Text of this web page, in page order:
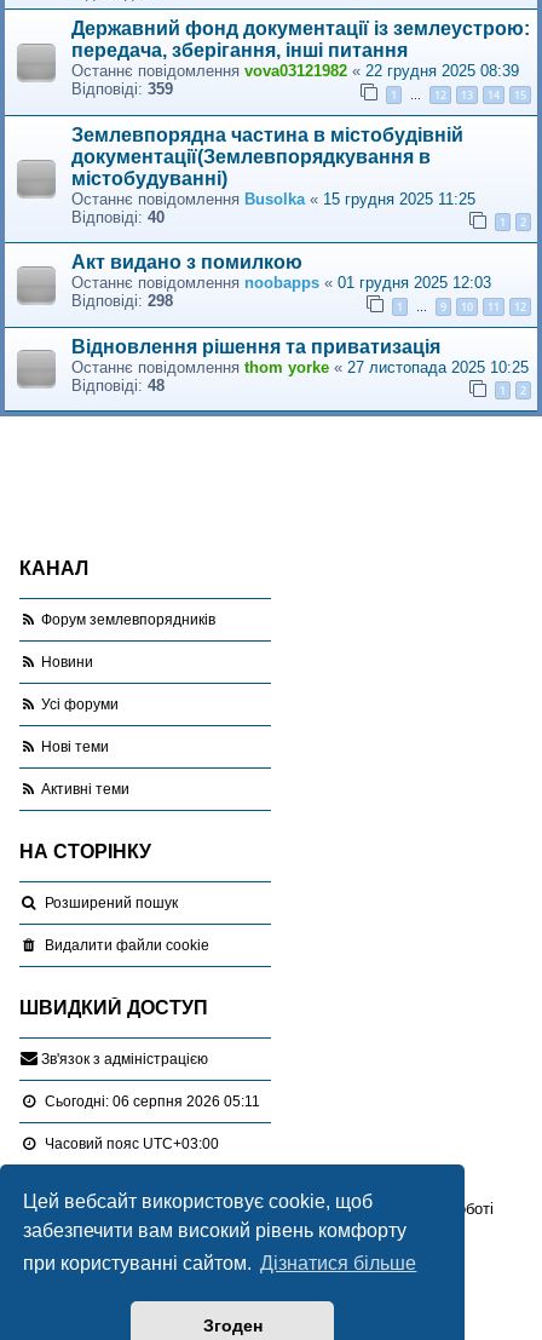
Цей вебсайт використовує cookie, щоб
забезпечити вам високий рівень комфорту
при користуванні сайтом. Дізнатися більше
Згоден
Державний фонд документації із землеустрою:
передача, зберігання, інші питання
Останнє повідомлення vova03121982 « 22 грудня 2025 08:39
Відповіді: 359 1 … 12 13 14 15
Землевпорядна частина в містобудівній
документації(Землевпорядкування в
містобудуванні)
Останнє повідомлення Busolka « 15 грудня 2025 11:25
Відповіді: 40 1 2
Акт видано з помилкою
Останнє повідомлення noobapps « 01 грудня 2025 12:03
Відповіді: 298 1 … 9 10 11 12
Відновлення рішення та приватизація
Останнє повідомлення thom yorke « 27 листопада 2025 10:25
Відповіді: 48 1 2
КАНАЛ
Форум землевпорядників
Новини
Усі форуми
Нові теми
Активні теми
НА СТОРІНКУ
Розширений пошук
Видалити файли cookie
ШВИДКИЙ ДОСТУП
Зв'язок з адміністрацією
Сьогодні: 06 серпня 2026 05:11
Часовий пояс UTC+03:00
Перейти : Портал Форуми Проблемні питання в роботі
Працює наphpBB® Forum Software © phpBB Limited
LONER